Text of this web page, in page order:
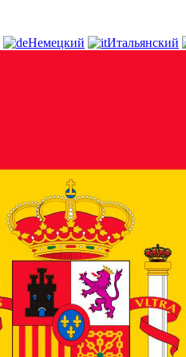
Немецкий Итальянский